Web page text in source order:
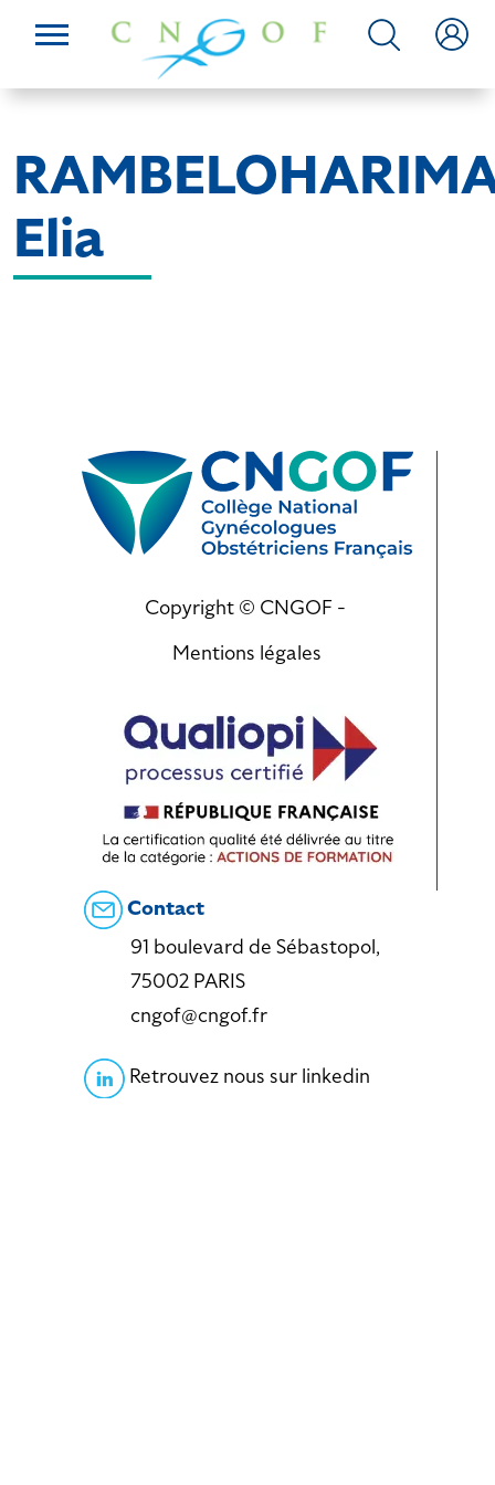
Elia
Copyright © CNGOF -
Mentions légales
Contact
91 boulevard de Sébastopol,
75002 PARIS
cngof@cngof.fr
Retrouvez nous sur linkedin